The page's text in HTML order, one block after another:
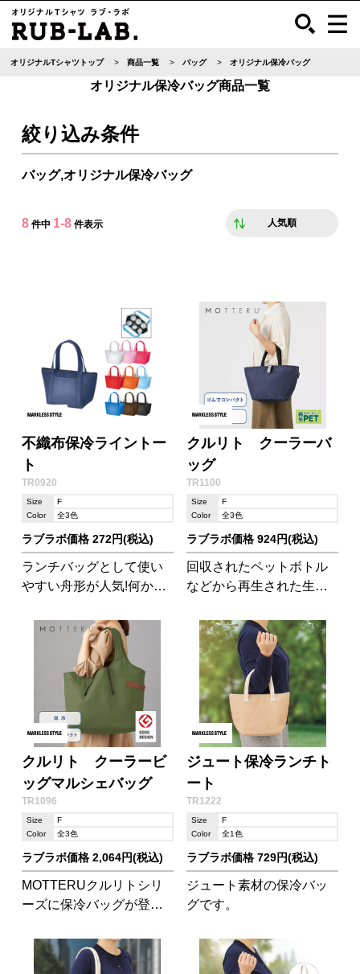
オリジナルTシャツトップ 商品一覧 バッグ オリジナル保冷バッグ
オリジナル保冷バッグ商品一覧
絞り込み条件
バッグ,オリジナル保冷バッグ
8件中 1-8件表示 人気順
不織布保冷ライントー
ト
TR0920
Size
F
Color
全3色
ラブラボ価格 272円(税込)
ランチバッグとして使い
やすい舟形が人気!何かと
嬉しいポイントです♪
クルリト クーラーバ
ッグ
TR1100
Size
F
Color
全3色
ラブラボ価格 924円(税込)
回収されたペットボトル
などから再生された生地
いクーラーバッグです。
クルリト クーラービ
ッグマルシェバッグ
TR1096
Size
F
Color
全3色
ラブラボ価格 2,064円(税込)
MOTTERUクルリトシリ
ーズに保冷バッグが登場
徴であるゴムがついてお
り、未使用時は折りたた
ジュート保冷ランチト
ート
TR1222
Size
F
Color
全1色
ラブラボ価格 729円(税込)
ジュート素材の保冷バッ
グです。